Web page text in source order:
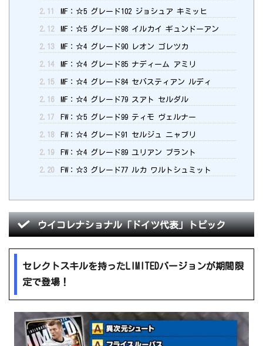
2.11 MF：☆5 グレード102 ジョシュア キミッヒ
2.12 MF：☆5 グレード98 イルカイ ギュンドーアン
2.13 MF：☆4 グレード90 レオン ゴレツカ
2.14 MF：☆4 グレード85 ナディーム アミリ
2.15 MF：☆4 グレード84 セバスティアン ルディ
2.16 MF：☆4 グレード79 スアト セルダル
2.17 FW：☆5 グレード99 ティモ ヴェルナー
2.18 FW：☆4 グレード91 セルジュ ニャブリ
2.19 FW：☆4 グレード89 ユリアン ブラント
2.20 FW：☆3 グレード77 ルカ ワルトシュミット
ウイコレナショナル「ドイツ代表」トピック
セレクトスキルを持ったLIMITEDバージョンが期間限
定で登場！